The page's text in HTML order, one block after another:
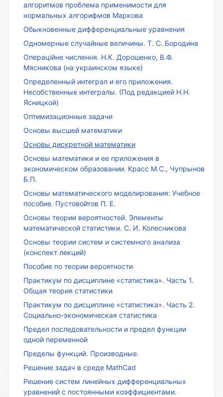
алгоритмов проблема применимости для
нормальных алгорифмов Маркова
Обыкновенные дифференциальные уравнения
Одномерные случайные величины. Т. С. Бородина
Операційне числення. Н.К. Дорошенко, В.Ф.
Мясникова (на украинском языке)
Определенный интеграл и его приложения.
Несобственные интегралы. (Под редакцией Н.Н.
Ясницкой)
Оптимизационные задачи
Основы высшей математики
Основы дискретной математики
Основы математики и ее приложения в
экономическом образовании. Красс М.С., Чупрынов
Б.П.
Основы математического моделирования: Учебное
пособие. Пустовойтов П. Е.
Основы теории вероятностей. Элементы
математической статистики. С. И. Колесникова
Основы теории систем и системного анализа
(конспект лекций)
Пособие по теории вероятности
Практикум по дисциплине «статистика». Часть 1.
Общая теория статистики
Практикум по дисциплине «статистика». Часть 2.
Социально-экономическая статистика
Предел последовательности и предел функции
одной переменной
Пределы функций. Производные.
Решение задач в среде MathCad
Решение систем линейных дифференциальных
уравнений с постоянными коэффициентами.